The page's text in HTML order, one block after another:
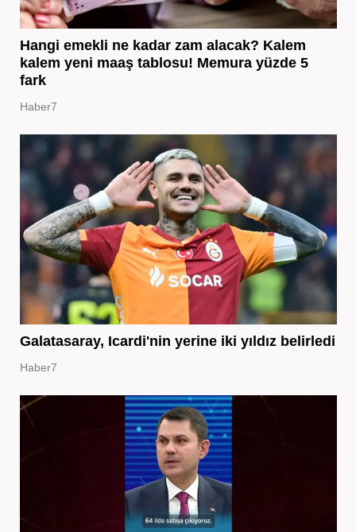
Hangi emekli ne kadar zam alacak? Kalem
kalem yeni maaş tablosu! Memura yüzde 5
fark
Haber7
Galatasaray, Icardi'nin yerine iki yıldız belirledi
Haber7